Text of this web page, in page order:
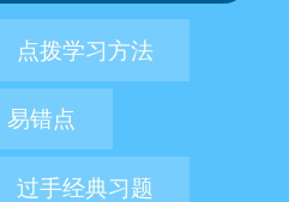
点拨学习方法
错点
过手经典习题